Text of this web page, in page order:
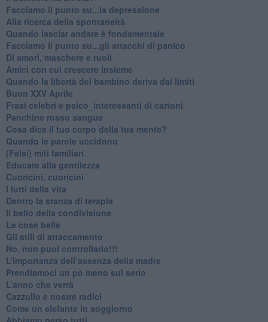
Facciamo il punto su...la depressione
​Alla ricerca della spontaneità
​Quando lasciar andare è fondamentale
Facciamo il punto su...gli attacchi di panico
Di amori, maschere e ruoli
​Amici con cui crescere insieme
​Quando la libertà del bambino deriva dai limiti
Buon XXV Aprile
​Frasi celebri e psico_interessanti di cartoni
​Panchine rosso sangue
​Cosa dice il tuo corpo della tua mente?
​Quando le parole uccidono
​(Falsi) miti familiari
​Educare alla gentilezza
​Cuoricini, cuoricini
I lutti della vita
​Dentro la stanza di terapia
​Il bello della condivisione
Le cose belle
​Gli stili di attaccamento
No, non puoi controllarlo!!!
​L’importanza dell’assenza della madre
​Prendiamoci un pò meno sul serio
​L’anno che verrà
​Cazzullo e nostre radici
​Come un elefante in soggiorno